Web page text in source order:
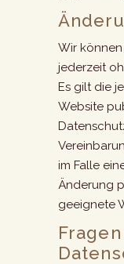
Wir
jederzeit
Es gilt die
Website
im Falle
Änderung
geeignete